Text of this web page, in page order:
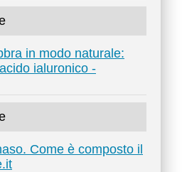
in modo naturale:
ialuronico -
Come è composto il